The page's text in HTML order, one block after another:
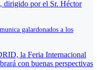
galardonados a los